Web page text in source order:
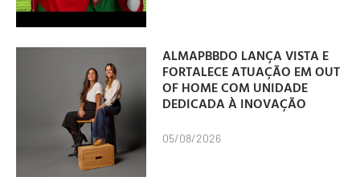
ALMAPBBDO LANÇA VISTA E
FORTALECE ATUAÇÃO EM OUT
OF HOME COM UNIDADE
DEDICADA À INOVAÇÃO
05/08/2026